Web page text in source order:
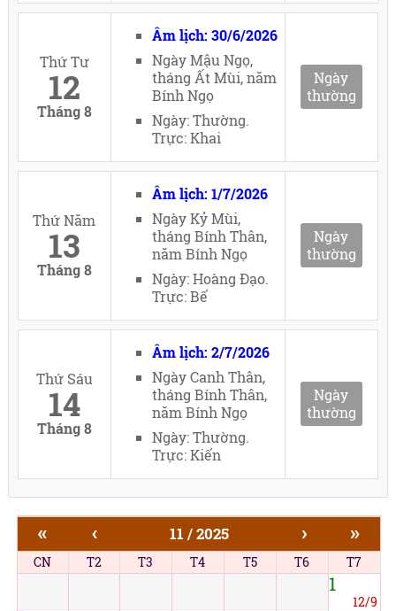
Thứ Tư
12
Tháng 8
Âm lịch: 30/6/2026
Ngày Mậu Ngọ,
tháng Ất Mùi, năm
Bính Ngọ
Ngày: Thường.
Trực: Khai
Ngày
thường
Thứ Năm
13
Tháng 8
Âm lịch: 1/7/2026
Ngày Kỷ Mùi,
tháng Bính Thân,
năm Bính Ngọ
Ngày: Hoàng Đạo.
Trực: Bế
Ngày
thường
Thứ Sáu
14
Tháng 8
Âm lịch: 2/7/2026
Ngày Canh Thân,
tháng Bính Thân,
năm Bính Ngọ
Ngày: Thường.
Trực: Kiến
Ngày
thường
« ‹ 11 / 2025 › »
CN T2 T3 T4 T5 T6 T7
1
12/9